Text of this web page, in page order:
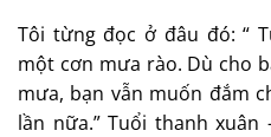
Tôi từng đọc ở đâu đó: “
một cơn mưa rào. Dù cho
mưa, bạn vẫn muốn đắm
lần nữa.” Tuổi thanh